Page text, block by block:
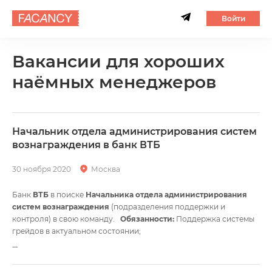
Войти
Вакансии для хороших
наёмных менеджеров
Начальник отдела администрирования систем
вознаграждения в банк ВТБ
30 ноября 2020 Москва
Банк ВТБ в поиске Начальника отдела администрирования
систем вознаграждения (подразделения поддержки и
контроля) в свою команду. Обязанности: Поддержка системы
грейдов в актуальном состоянии;
Сопровождение процессов годового и проектного
...